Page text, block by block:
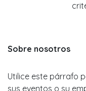
Sobre nosotros
Utilice este párrafo
sus eventos o su